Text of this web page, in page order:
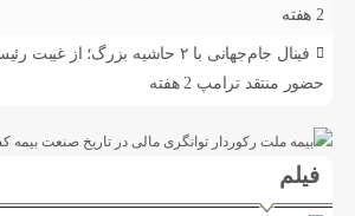
2 هفته
فینال جام‌جهانی با ۲ حاشیه بزرگ؛ از
حضور منتقد ترامپ 2 هفته
فیلم